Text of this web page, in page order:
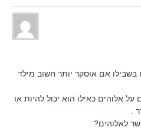
אם אוסקר יותר חשוב מילד
אלוהים כאילו הוא יכול להיות או
.
לאלוהים?